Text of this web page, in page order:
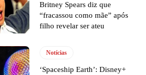
Britney Spears diz que
“fracassou como mãe” após
filho revelar ser ateu
Notícias
‘Spaceship Earth’: Disney+